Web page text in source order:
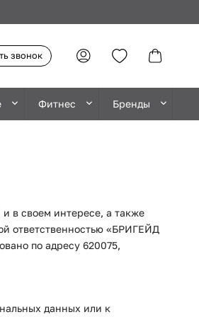
звонок
Фитнес Бренды
и в своем интересе, а также
ответственностью «БРИГЕЙД
по адресу 620075,
данных или к